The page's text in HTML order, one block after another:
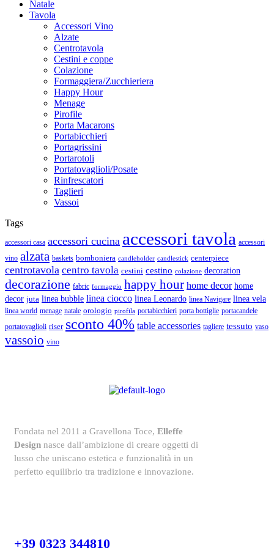
Natale
Tavola
Accessori Vino
Alzate
Centrotavola
Cestini e coppe
Colazione
Formaggiera/Zucchieriera
Happy Hour
Menage
Pirofile
Porta Macarons
Portabicchieri
Portagrissini
Portarotoli
Portatovaglioli/Posate
Rinfrescatori
Taglieri
Vassoi
Tags
accessori casa accessori cucina accessori tavola accessori
vino alzata baskets bomboniera candleholder candlestick centerpiece
centrotavola centro tavola cestini cestino colazione decoration
decorazione fabric formaggio happy hour home decor home
decor juta linea bubble linea ciocco linea Leonardo linea Navigare linea vela
linea world menage natale orologio pirofila portabicchieri porta bottiglie portacandele
portatovaglioli riser sconto 40% table accessories tagliere tessuto vaso
vassoio vino
Fondata nel 2011 a Gravellona Toce, Elleffe
Design nasce dall’ambizione di creare oggetti di
lusso che uniscano estetica e funzionalità in un
perfetto equilibrio tra tradizione e innovazione.
+39 0323 344810